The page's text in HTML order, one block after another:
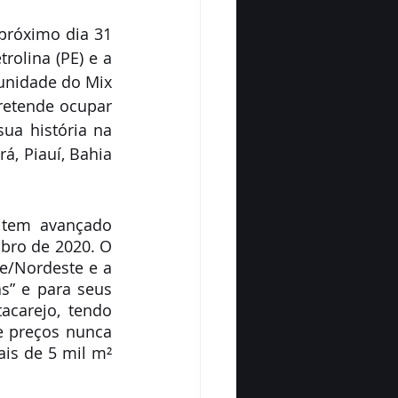
dia 31
(PE) e a
do Mix
ocupar
história na
Piauí, Bahia
avançado
de 2020. O
Nordeste e a
e para seus
tendo
preços nunca
de 5 mil m²